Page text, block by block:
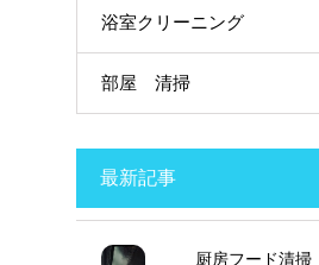
浴室クリーニング
部屋 清掃
最新記事
厨房フード清